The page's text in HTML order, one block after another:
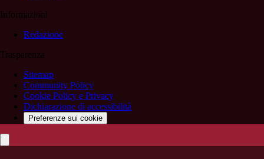
Informazioni
Redazione
Trasparenza
Sitemap
Community Policy
Cookie Policy e Privacy
Dichiarazione di accessibilità
Preferenze sui cookie